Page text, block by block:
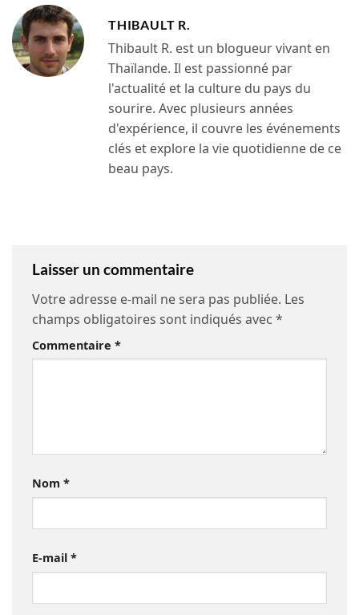
THIBAULT R.
Thibault R. est un blogueur vivant en
Thaïlande. Il est passionné par
l'actualité et la culture du pays du
sourire. Avec plusieurs années
d'expérience, il couvre les événements
clés et explore la vie quotidienne de ce
beau pays.
Laisser un commentaire
Votre adresse e-mail ne sera pas publiée. Les
champs obligatoires sont indiqués avec *
Commentaire *
Nom *
E-mail *